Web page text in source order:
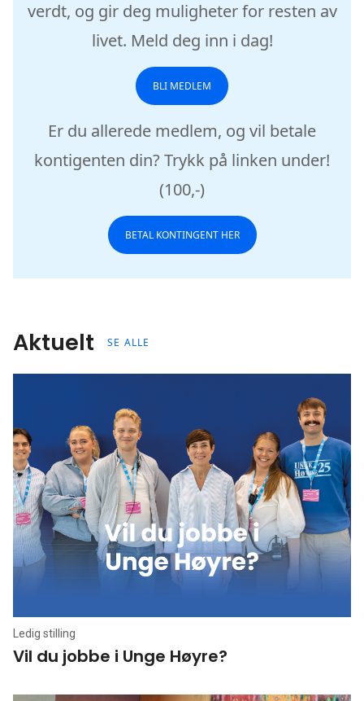
verdt, og gir deg muligheter for resten av
livet. Meld deg inn i dag!
BLI MEDLEM
Er du allerede medlem, og vil betale
kontigenten din? Trykk på linken under!
(100,-)
BETAL KONTINGENT HER
Aktuelt SE ALLE
Ledig stilling
Vil du jobbe i Unge Høyre?